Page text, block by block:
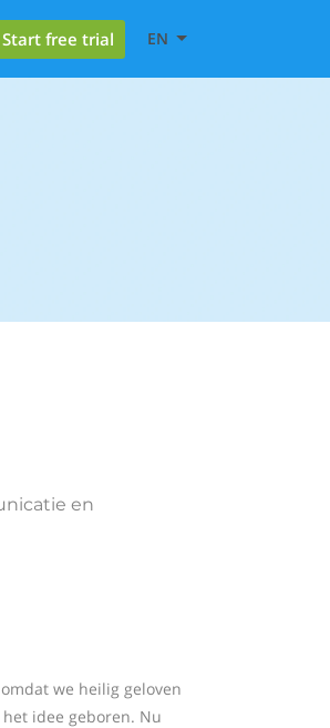
Start free trial EN
en
we heilig geloven
idee geboren. Nu